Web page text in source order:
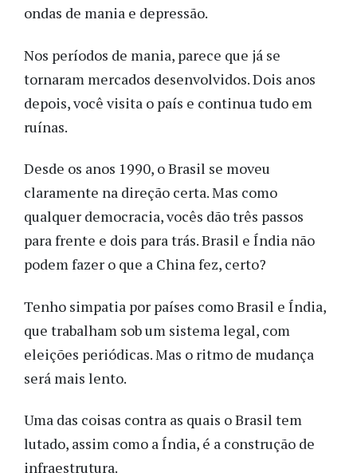
ondas de mania e depressão.
Nos períodos de mania, parece que já se
tornaram mercados desenvolvidos. Dois anos
depois, você visita o país e continua tudo em
ruínas.
Desde os anos 1990, o Brasil se moveu
claramente na direção certa. Mas como
qualquer democracia, vocês dão três passos
para frente e dois para trás. Brasil e Índia não
podem fazer o que a China fez, certo?
Tenho simpatia por países como Brasil e Índia,
que trabalham sob um sistema legal, com
eleições periódicas. Mas o ritmo de mudança
será mais lento.
Uma das coisas contra as quais o Brasil tem
lutado, assim como a Índia, é a construção de
infraestrutura.